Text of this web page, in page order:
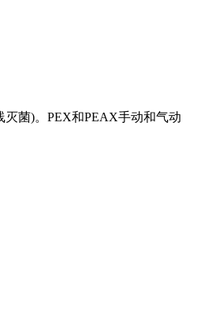
菌)。PEX和PEAX手动和气动